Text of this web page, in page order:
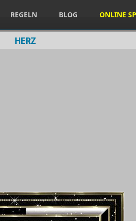
REGELN BLOG ONLINE
HERZ